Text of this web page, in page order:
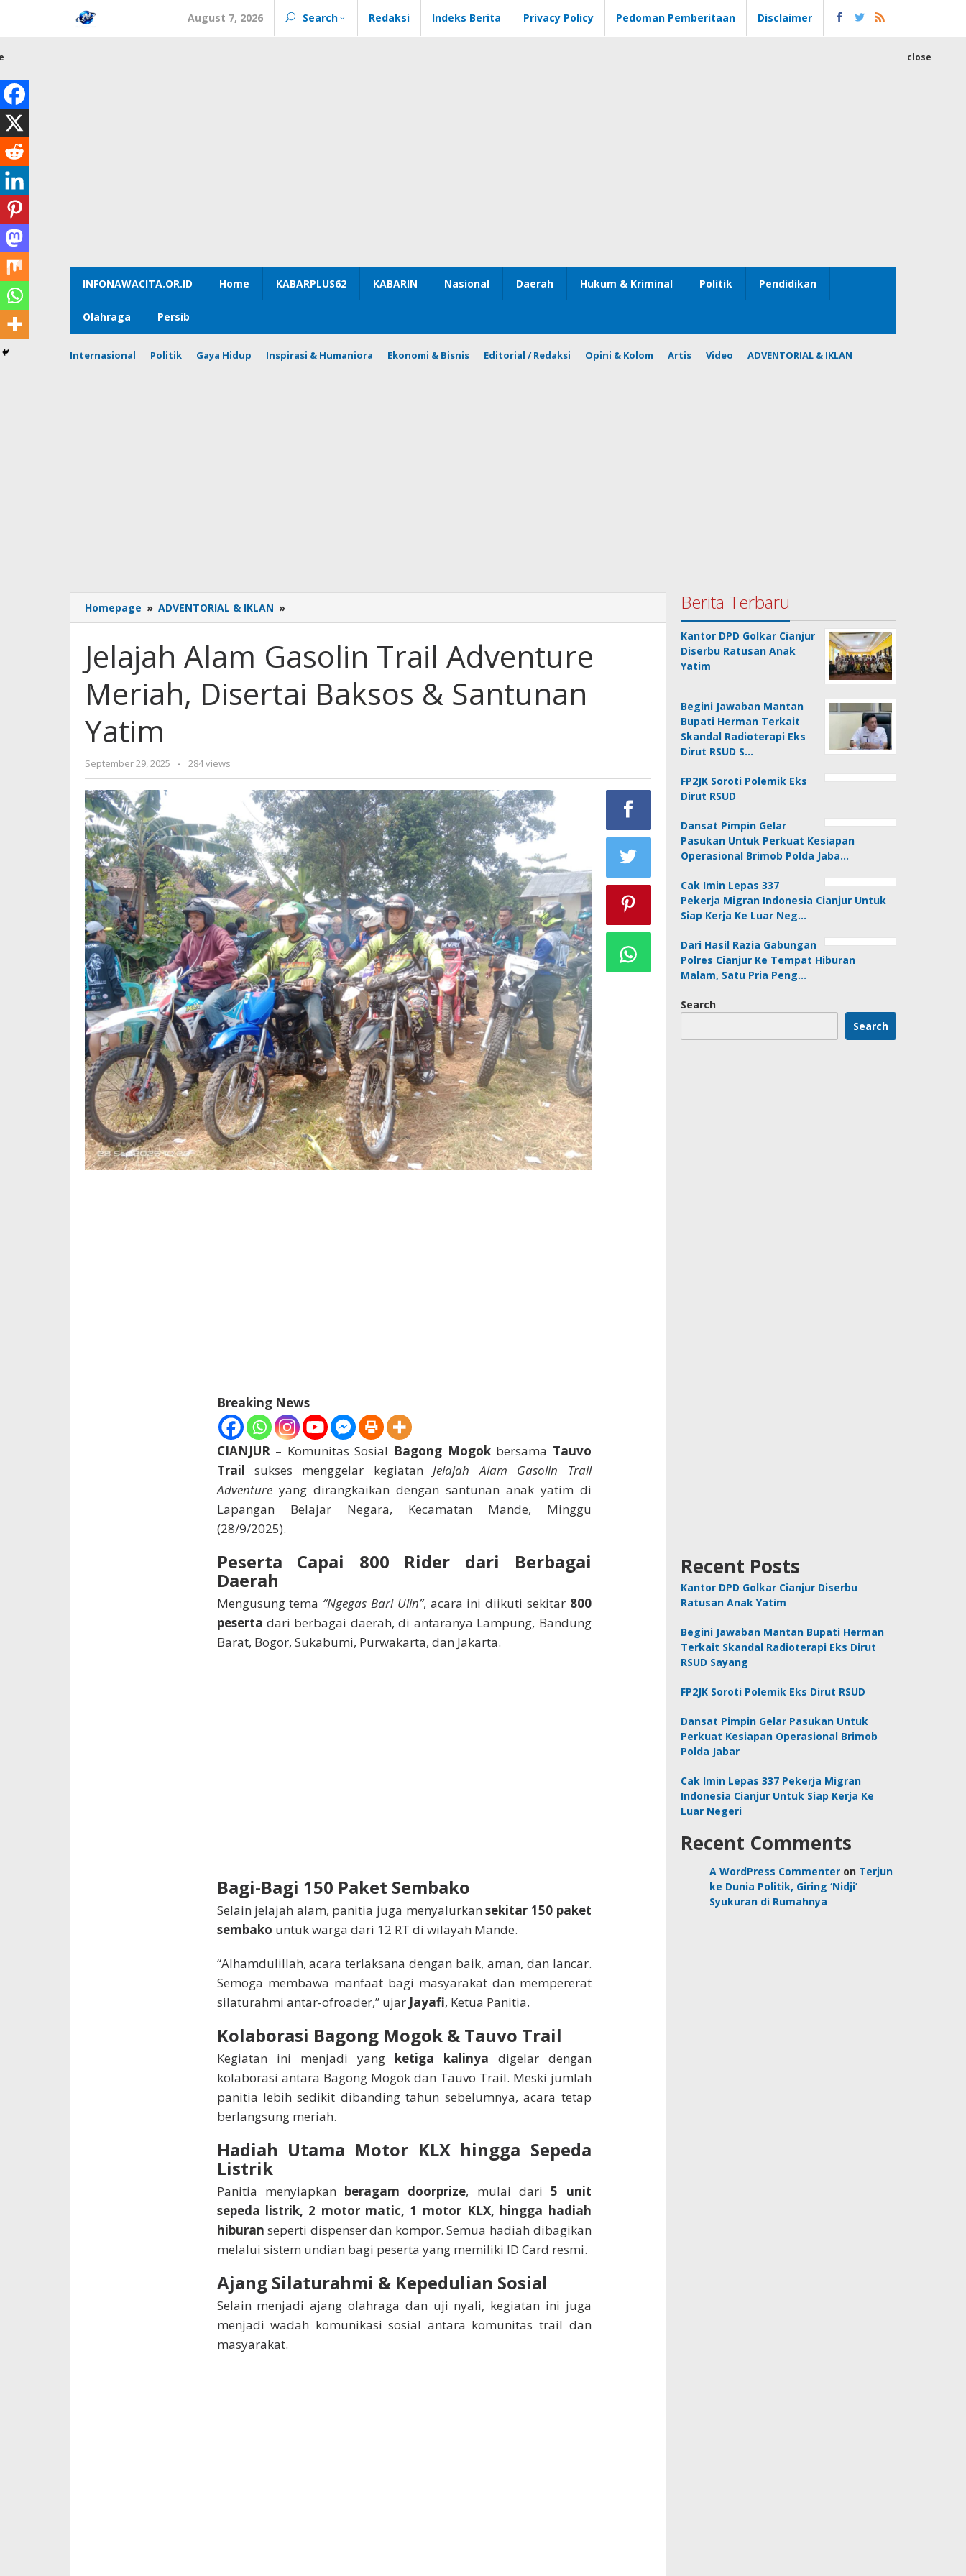
content
August 7, 2026 Search Redaksi Indeks Berita Privacy Policy Pedoman Pemberitaan Disclaimer
INFONAWACITA.OR.ID Home KABARPLUS62 KABARIN Nasional Daerah Hukum & Kriminal Politik Pendidikan
Olahraga Persib
Internasional Politik Gaya Hidup Inspirasi & Humaniora Ekonomi & Bisnis Editorial / Redaksi Opini & Kolom Artis Video ADVENTORIAL & IKLAN
close
Homepage » ADVENTORIAL & IKLAN »
Alam
Trail
Adventure
Meriah,
Disertai
Jelajah Alam Gasolin Trail Adventure
Meriah, Disertai Baksos & Santunan
Yatim
September 29, 2025
by
admin
- 284 views
Breaking News
CIANJUR – Komunitas Sosial Bagong Mogokbersama Tauvo
Trail sukses menggelar kegiatan Jelajah Alam Gasolin Trail
Adventureyang dirangkaikan dengan santunan anak yatim di
Lapangan Belajar Negara, Kecamatan Mande, Minggu
(28/9/2025).
Peserta Capai 800 Rider dari Berbagai
Daerah
Mengusung tema “Ngegas Bari Ulin”, acara ini diikuti sekitar 800
peserta dari berbagai daerah, di antaranya Lampung, Bandung
Barat, Bogor, Sukabumi, Purwakarta, dan Jakarta.
Bagi-Bagi 150 Paket Sembako
Selain jelajah alam, panitia juga menyalurkansekitar 150 paket
sembako untuk warga dari 12 RT di wilayah Mande.
“Alhamdulillah, acara terlaksana dengan baik, aman, dan lancar.
Semoga membawa manfaat bagi masyarakat dan mempererat
silaturahmi antar-ofroader,” ujar Jayafi, Ketua Panitia.
Kolaborasi Bagong Mogok & Tauvo Trail
Kegiatan ini menjadi yang ketiga kalinya digelar dengan
kolaborasi antara Bagong Mogok dan Tauvo Trail. Meski jumlah
panitia lebih sedikit dibanding tahun sebelumnya, acara tetap
berlangsung meriah.
Hadiah Utama Motor KLX hingga Sepeda
Listrik
Panitia menyiapkan beragam doorprize, mulai dari5 unit
sepeda listrik, 2 motor matic, 1 motor KLX, hingga hadiah
hiburan seperti dispenser dan kompor. Semua hadiah dibagikan
melalui sistem undian bagi peserta yang memiliki ID Card resmi.
Ajang Silaturahmi & Kepedulian Sosial
Selain menjadi ajang olahraga dan uji nyali, kegiatan ini juga
menjadi wadah komunikasi sosial antara komunitas trail dan
masyarakat.
Berita Terbaru
Kantor DPD Golkar Cianjur
Diserbu Ratusan Anak
Yatim
Begini Jawaban Mantan
Bupati Herman Terkait
Skandal Radioterapi Eks
Dirut RSUD S…
FP2JK Soroti Polemik Eks
Dirut RSUD
Dansat Pimpin Gelar
Pasukan Untuk Perkuat Kesiapan
Operasional Brimob Polda Jaba…
Cak Imin Lepas 337
Pekerja Migran Indonesia Cianjur Untuk
Siap Kerja Ke Luar Neg…
Dari Hasil Razia Gabungan
Polres Cianjur Ke Tempat Hiburan
Malam, Satu Pria Peng…
Search
Search
Recent Posts
Kantor DPD Golkar Cianjur Diserbu
Ratusan Anak Yatim
Begini Jawaban Mantan Bupati Herman
Terkait Skandal Radioterapi Eks Dirut
RSUD Sayang
FP2JK Soroti Polemik Eks Dirut RSUD
Dansat Pimpin Gelar Pasukan Untuk
Perkuat Kesiapan Operasional Brimob
Polda Jabar
Cak Imin Lepas 337 Pekerja Migran
Indonesia Cianjur Untuk Siap Kerja Ke
Luar Negeri
Recent Comments
A WordPress Commenter on Terjun
ke Dunia Politik, Giring ‘Nidji’
Syukuran di Rumahnya